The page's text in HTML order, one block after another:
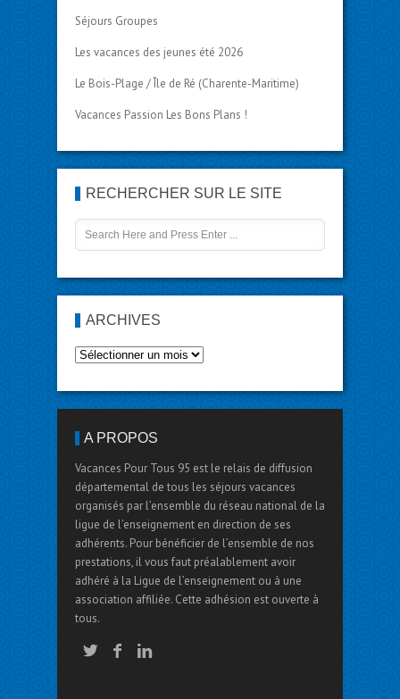
Séjours Groupes
Les vacances des jeunes été 2026
Le Bois-Plage / Île de Ré (Charente-Maritime)
Vacances Passion Les Bons Plans !
RECHERCHER SUR LE SITE
ARCHIVES
A PROPOS
Vacances Pour Tous 95 est le relais de diffusion
départemental de tous les séjours vacances
organisés par l’ensemble du réseau national de la
ligue de l’enseignement en direction de ses
adhérents. Pour bénéficier de l’ensemble de nos
prestations, il vous faut préalablement avoir
adhéré à la Ligue de l’enseignement ou à une
association affiliée. Cette adhésion est ouverte à
tous.